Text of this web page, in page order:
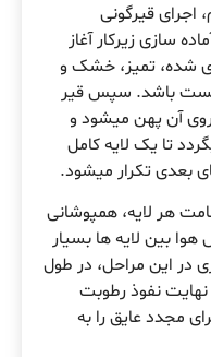
اجرای قیرگونی
سازی زیرکار آغاز
شده، تمیز، خشک و
سست باشد. سپس قیر
آن پهن میشود و
تا یک لایه کامل
بعدی تکرار میشود.
هر لایه، همپوشانی
بین لایه ها بسیار
این مراحل، در طول
نفوذ رطوبت
مجدد عایق را به